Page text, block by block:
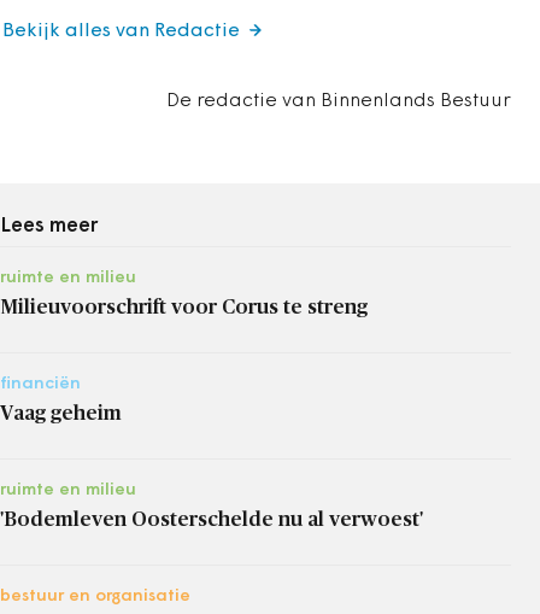
De redactie van Binnenlands Bestuur
Bekijk alles van Redactie
Lees meer
ruimte en milieu
Milieuvoorschrift voor Corus te streng
financiën
Vaag geheim
ruimte en milieu
'Bodemleven Oosterschelde nu al verwoest'
bestuur en organisatie